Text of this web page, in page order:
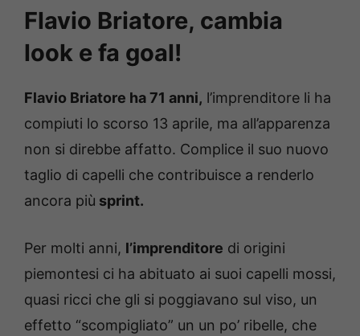
Flavio Briatore, cambia
look e fa goal!
Flavio Briatore ha 71 anni, l’imprenditore li ha
compiuti lo scorso 13 aprile, ma all’apparenza
non si direbbe affatto. Complice il suo nuovo
taglio di capelli che contribuisce a renderlo
ancora più sprint.
Per molti anni, l’imprenditore di origini
piemontesi ci ha abituato ai suoi capelli mossi,
quasi ricci che gli si poggiavano sul viso, un
effetto “scompigliato” un un po’ ribelle, che